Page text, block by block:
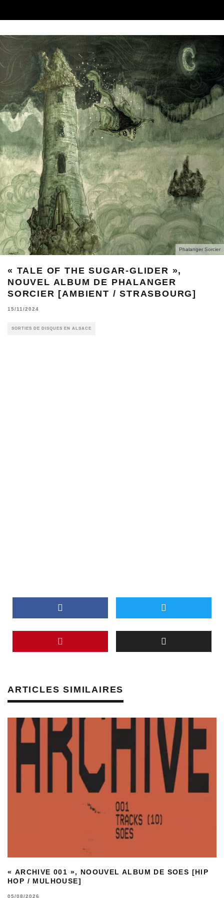
Phalanger Sorcier
« TALE OF THE SUGAR​-​GLIDER »,
NOUVEL ALBUM DE PHALANGER
SORCIER [AMBIENT / STRASBOURG]
15/11/2024
SORTIES DE DISQUES EN ALSACE
ARTICLES SIMILAIRES
« ARCHIVE 001 », NOOUVEL ALBUM DE SOES [HIP
HOP / MULHOUSE]
05/08/2026